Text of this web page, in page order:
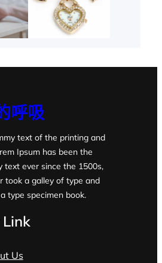
呼吸
text of the printing and
Ipsum has been the
text ever since the 1500s,
took a galley of type and
type specimen book.
Us